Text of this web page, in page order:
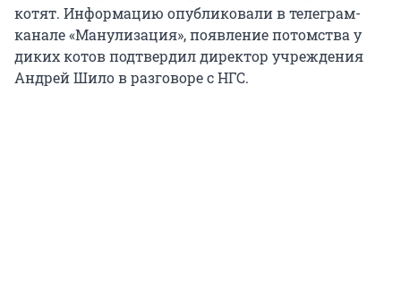
котят. Информацию опубликовали в телеграм-
канале «Манулизация», появление потомства у
диких котов подтвердил директор учреждения
Андрей Шило в разговоре с НГС.